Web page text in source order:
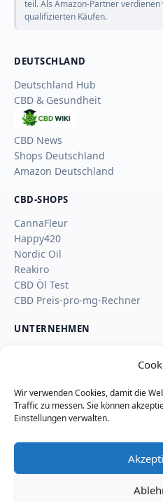
Wir verwenden Cookies, damit die
Traffic zu messen. Sie können
Einstellungen verwalten.
teil. Als Amazon-Partner verdienen
qualifizierten Käufen.
DEUTSCHLAND
Deutschland Hub
CBD & Gesundheit
CBD
Wiki
CBD News
Shops Deutschland
Amazon Deutschland
CBD-SHOPS
CannaFleur
Happy420
Nordic Oil
Reakiro
CBD Öl Test
CBD Preis-pro-mg-Rechner
UNTERNEHMEN
Affiliate-Hinweis
Wie SaveSleuth Geld verdient
Datenschutz
Nutzungsbedingungen